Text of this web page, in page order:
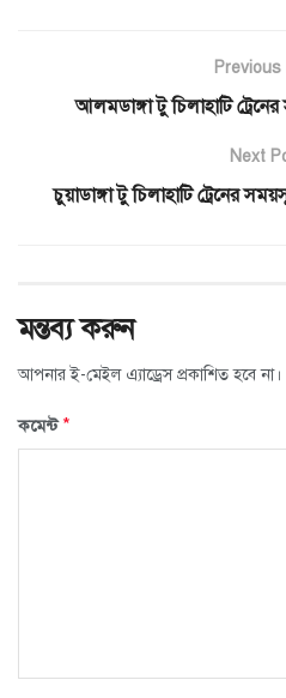
আলমডাঙ্গা টু চিলাহাটি
Next
চুয়াডাঙ্গা টু চিলাহাটি ট্রেনের
মন্তব্য করুন
আপনার ই-মেইল এ্যাড্রেস প্রকাশিত হবে না।
কমেন্ট*